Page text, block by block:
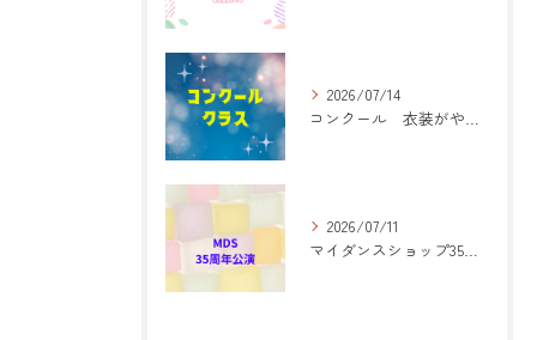
2026/07/14
コンクール 衣装がやって来た！
2026/07/11
マイダンスショップ35周年記念公演 振付開始